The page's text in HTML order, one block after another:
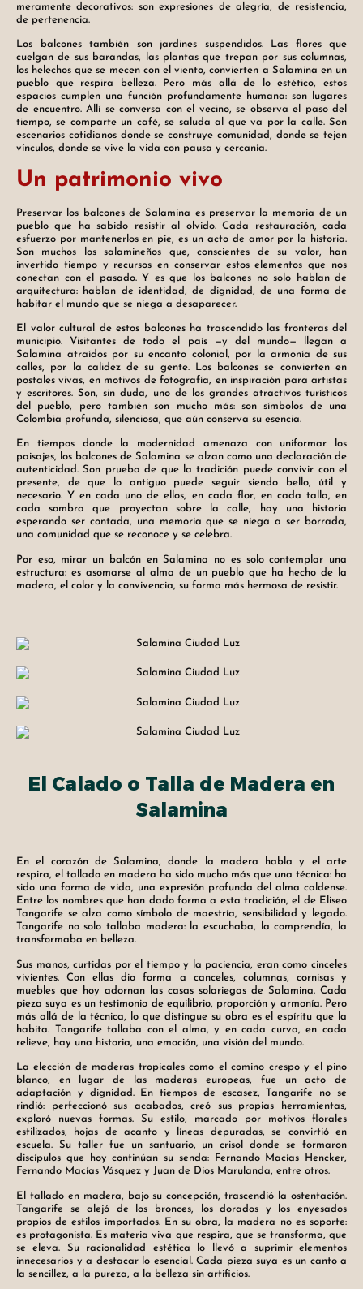
meramente decorativos: son expresiones de alegría, de resistencia,
de pertenencia.
Los balcones también son jardines suspendidos. Las flores que
cuelgan de sus barandas, las plantas que trepan por sus columnas,
los helechos que se mecen con el viento, convierten a Salamina en un
pueblo que respira belleza. Pero más allá de lo estético, estos
espacios cumplen una función profundamente humana: son lugares
de encuentro. Allí se conversa con el vecino, se observa el paso del
tiempo, se comparte un café, se saluda al que va por la calle. Son
escenarios cotidianos donde se construye comunidad, donde se tejen
vínculos, donde se vive la vida con pausa y cercanía.
Un patrimonio vivo
Preservar los balcones de Salamina es preservar la memoria de un
pueblo que ha sabido resistir al olvido. Cada restauración, cada
esfuerzo por mantenerlos en pie, es un acto de amor por la historia.
Son muchos los salamineños que, conscientes de su valor, han
invertido tiempo y recursos en conservar estos elementos que nos
conectan con el pasado. Y es que los balcones no solo hablan de
arquitectura: hablan de identidad, de dignidad, de una forma de
habitar el mundo que se niega a desaparecer.
El valor cultural de estos balcones ha trascendido las fronteras del
municipio. Visitantes de todo el país —y del mundo— llegan a
Salamina atraídos por su encanto colonial, por la armonía de sus
calles, por la calidez de su gente. Los balcones se convierten en
postales vivas, en motivos de fotografía, en inspiración para artistas
y escritores. Son, sin duda, uno de los grandes atractivos turísticos
del pueblo, pero también son mucho más: son símbolos de una
Colombia profunda, silenciosa, que aún conserva su esencia.
En tiempos donde la modernidad amenaza con uniformar los
paisajes, los balcones de Salamina se alzan como una declaración de
autenticidad. Son prueba de que la tradición puede convivir con el
presente, de que lo antiguo puede seguir siendo bello, útil y
necesario. Y en cada uno de ellos, en cada flor, en cada talla, en
cada sombra que proyectan sobre la calle, hay una historia
esperando ser contada, una memoria que se niega a ser borrada,
una comunidad que se reconoce y se celebra.
Por eso, mirar un balcón en Salamina no es solo contemplar una
estructura: es asomarse al alma de un pueblo que ha hecho de la
madera, el color y la convivencia, su forma más hermosa de resistir.
El Calado o Talla de Madera en
Salamina
En el corazón de Salamina, donde la madera habla y el arte
respira, el tallado en madera ha sido mucho más que una técnica: ha
sido una forma de vida, una expresión profunda del alma caldense.
Entre los nombres que han dado forma a esta tradición, el de Eliseo
Tangarife se alza como símbolo de maestría, sensibilidad y legado.
Tangarife no solo tallaba madera: la escuchaba, la comprendía, la
transformaba en belleza.
Sus manos, curtidas por el tiempo y la paciencia, eran como cinceles
vivientes. Con ellas dio forma a canceles, columnas, cornisas y
muebles que hoy adornan las casas solariegas de Salamina. Cada
pieza suya es un testimonio de equilibrio, proporción y armonía. Pero
más allá de la técnica, lo que distingue su obra es el espíritu que la
habita. Tangarife tallaba con el alma, y en cada curva, en cada
relieve, hay una historia, una emoción, una visión del mundo.
La elección de maderas tropicales como el comino crespo y el pino
blanco, en lugar de las maderas europeas, fue un acto de
adaptación y dignidad. En tiempos de escasez, Tangarife no se
rindió: perfeccionó sus acabados, creó sus propias herramientas,
exploró nuevas formas. Su estilo, marcado por motivos florales
estilizados, hojas de acanto y líneas depuradas, se convirtió en
escuela. Su taller fue un santuario, un crisol donde se formaron
discípulos que hoy continúan su senda: Fernando Macías Hencker,
Fernando Macías Vásquez y Juan de Dios Marulanda, entre otros.
El tallado en madera, bajo su concepción, trascendió la ostentación.
Tangarife se alejó de los bronces, los dorados y los enyesados
propios de estilos importados. En su obra, la madera no es soporte:
es protagonista. Es materia viva que respira, que se transforma, que
se eleva. Su racionalidad estética lo llevó a suprimir elementos
innecesarios y a destacar lo esencial. Cada pieza suya es un canto a
la sencillez, a la pureza, a la belleza sin artificios.